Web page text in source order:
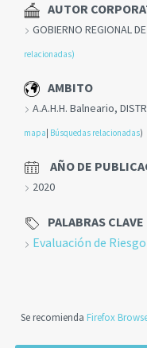
AUTOR
GOBIERNO REGIONAL
relacionadas)
AMBITO
A.A.H.H. Balneario,
mapa Búsquedas relacionadas)
AÑO DE
2020
PALABRAS CLAVE
Evaluación de Riesgo
Se recomienda Firefox